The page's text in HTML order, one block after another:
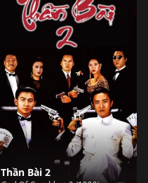
Thần Bài 2